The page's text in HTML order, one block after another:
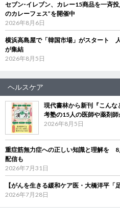
セブン‐イレブン、カレー15商品を一斉
のカレーフェス”を開催中
2026年8月6日
横浜高島屋で「韓国市場」がスタート
が集結
2026年8月5日
ヘルスケア
現代書林から新刊『こん
考塾の15人の医師や薬剤師
2026年8月5日
重症筋無力症への正しい知識と理解を
配信も
2026年7月31日
【がんを生きる緩和ケア医・大橋洋平「
2026年7月28日